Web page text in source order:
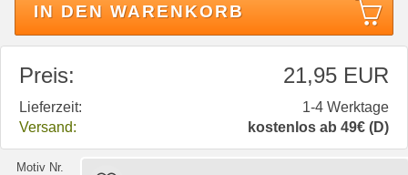
IN DEN WARENKORB
Preis: 21,95 EUR
Lieferzeit:
1-4 Werktage
Versand:
kostenlos ab 49€ (D)
Motiv Nr.